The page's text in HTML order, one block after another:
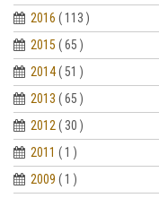
2016 ( 113 )
2015 ( 65 )
2014( 51 )
2013 ( 65 )
2012( 30 )
2011 ( 1 )
2009 ( 1 )